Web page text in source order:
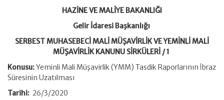
HAZİNE VE MALİYE BAKANLIĞI
Gelir İdaresi Başkanlığı
SERBEST MUHASEBECİ MALİ MÜŞAVİRLİK VE YEMİNLİ MALİ
MÜŞAVİRLİK KANUNU SİRKÜLERİ / 1
Konusu:Yeminli Mali Müşavirlik (YMM) Tasdik Raporlarının İbraz
Süresinin Uzatılması
Tarihi: 26/3/2020